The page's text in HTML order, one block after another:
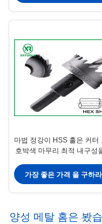
마법 정강이 HSS 홀은 커터
호박색 마무리 최적 내구성
가장 좋은 가격 을 구하라
양성 메탈 홈은 봤